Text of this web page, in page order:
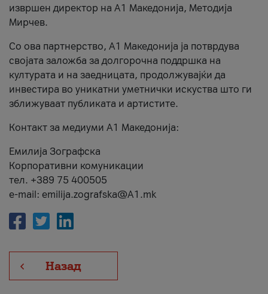
извршен директор на A1 Македонија, Методија
Мирчев.
Со ова партнерство, A1 Македонија ја потврдува
својата заложба за долгорочна поддршка на
културата и на заедницата, продолжувајќи да
инвестира во уникатни уметнички искуства што ги
зближуваат публиката и артистите.
Контакт за медиуми А1 Македонија:
Емилија Зографска
Корпоративни комуникации
тел. +389 75 400505
e-mail: emilija.zografska@A1.mk
Назад